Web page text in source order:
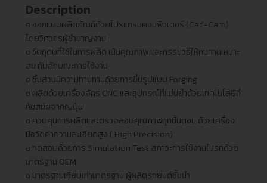
Description
ᴏ ออกแบบผลิตภัณฑ์ด้วยโปรแกรมคอมพิวเตอร์ (Cad-Cam)
โดยวิศวกรผู้ชำนาญงาน
ᴏ วัตถุดิบที่ใช้ในการผลิต เน้นคุณภาพ และกรรมวิธีให้ทนทานเหมาะ
สม กับลักษณะการใช้งาน
ᴏ ชิ้นส่วนมีความทานทานด้วยการขึ้นรูปแบบ Forging
ᴏ ผลิตด้วยเครื่องจักร CNC และอุปกรณ์ที่แม่นยำด้วยเทคโนโลยีที่
ทันสมัยจากญี่ปุ่น
ᴏ ควบคุมการผลิตและตรวจสอบคุณภาพทุกขั้นตอน ด้วยเครื่อง
มือวัดค่าความละเอียดสูง ( High Precision)
ᴏ ทดสอบด้วยการ Simulation Test สภาวะการใช้งานในรถด้วย
มาตรฐาน OEM
ᴏ มาตรฐานเทียบเท่ามาตรฐาน ผู้ผลิตรถยนต์ชั้นนำ